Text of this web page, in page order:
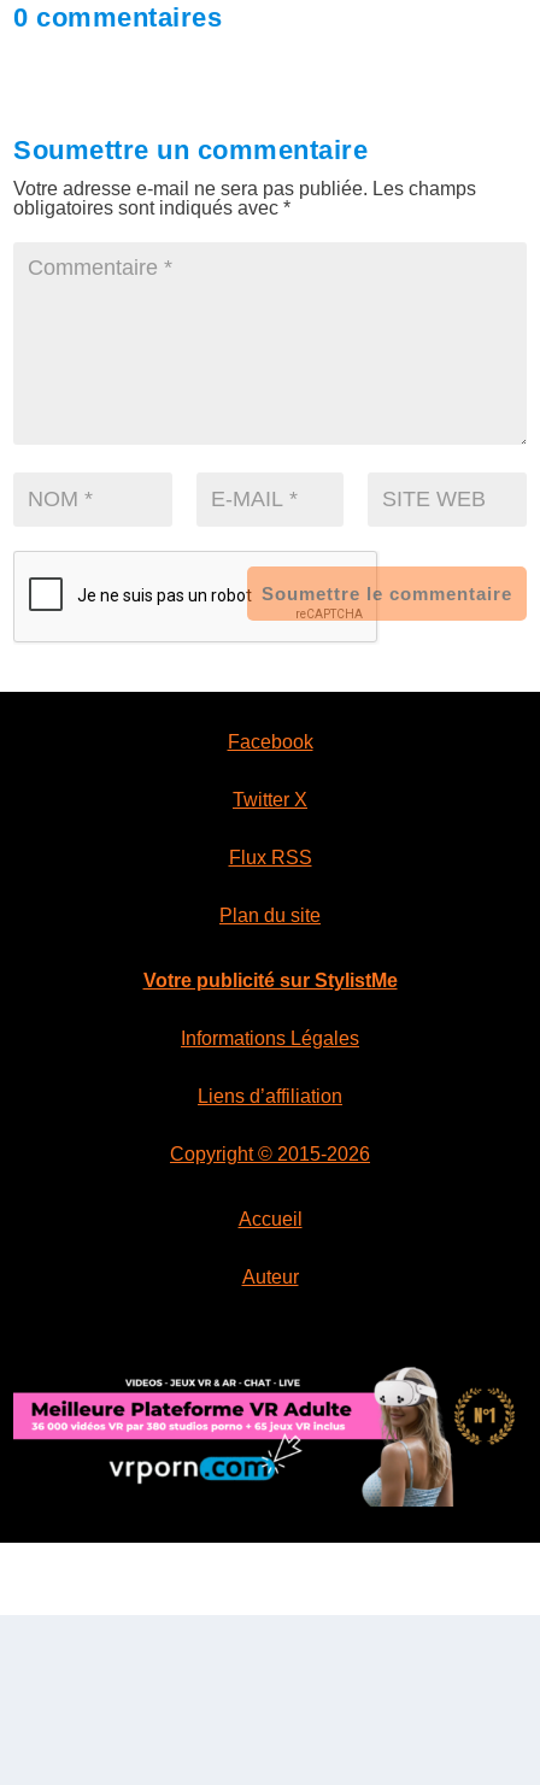
0 commentaires
Soumettre un commentaire
Votre adresse e-mail ne sera pas publiée. Les champs
obligatoires sont indiqués avec*
Soumettre le commentaire
Facebook
Twitter X
Flux RSS
Plan du site
Votre publicité sur StylistMe
Informations Légales
Liens d’affiliation
Copyright © 2015-2026
Accueil
Auteur